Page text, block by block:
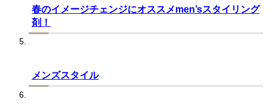
春のイメージチェンジにオススメmen’sスタイリング
剤！
メンズスタイル